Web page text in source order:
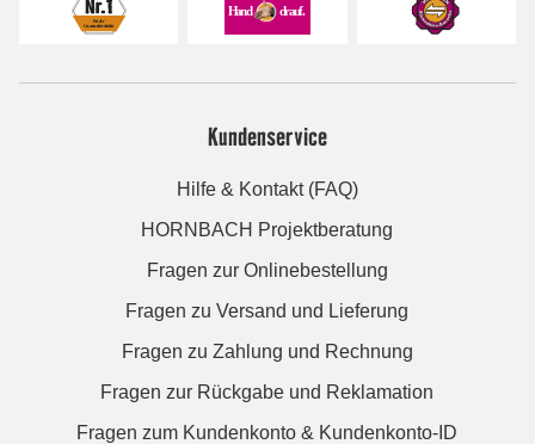
Kundenservice
Hilfe & Kontakt (FAQ)
HORNBACH Projektberatung
Fragen zur Onlinebestellung
Fragen zu Versand und Lieferung
Fragen zu Zahlung und Rechnung
Fragen zur Rückgabe und Reklamation
Fragen zum Kundenkonto & Kundenkonto-ID